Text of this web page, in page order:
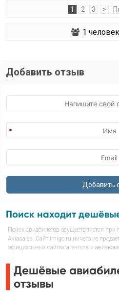
1 2 3 >
1
Добавить отзыв
Поиск находит
Поиск авиабилетов осуществляется
Aviasales. Сайт Imigo.ru ничего не
официальных сайтах агентств и
Дешёвые
отзывы